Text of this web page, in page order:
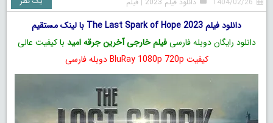
دانلود فیلم The Last Spark of Hope 2023 با لینک مستقیم
دانلود رایگان دوبله فارسیفیلم خارجی آخرین جرقه امید با کیفیت عالی
کیفیت BluRay 1080p 720p دوبله فارسی